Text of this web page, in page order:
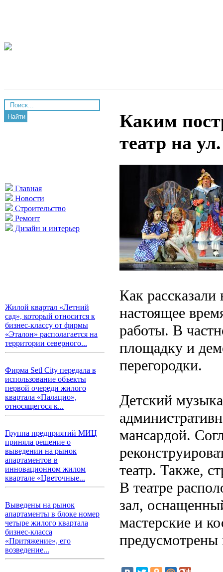
Найти
Главная
Новости
Строительство
Ремонт
Дизайн и интерьер
Жилой квартал «Летний
сад», который относится к
бизнес-классу от фирмы
«Эталон» располагается на
территории северного...
Фирма Setl City передала в
использование объекты
первой очереди жилого
квартала «Палацио»,
относящегося к...
Группа предприятий МИЦ
приняла решение о
выведении на рынок
апартаментов в
инновационном жилом
квартале «Цветочные...
Выведены на рынок
апартаменты в блоке номер
четыре жилого квартала
бизнес-класса
«Притяжение», его
возведение...
Каким
театр на
Как рассказали
настоящее
работы. В
площадку и
перегородки.
Детский
мансардой.
театр. Также,
В театре
зал,
мастерские и